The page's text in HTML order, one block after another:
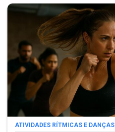
ATIVIDADES RÍTMICAS E DANÇAS